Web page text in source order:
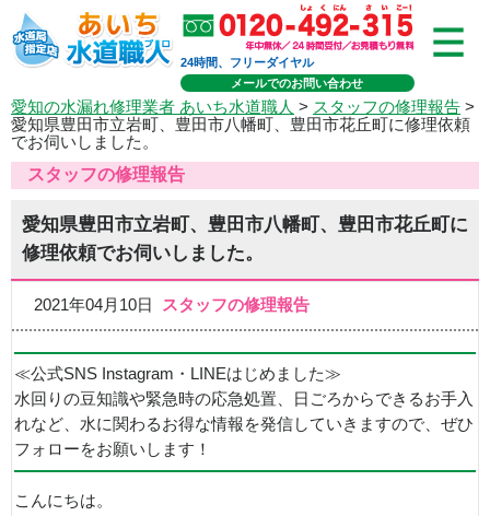
24時間、フリーダイヤル
メールでのお問い合わせ
愛知の水漏れ修理業者 あいち水道職人 > スタッフの修理報告 >
愛知県豊田市立岩町、豊田市八幡町、豊田市花丘町に修理依頼
でお伺いしました。
スタッフの修理報告
愛知県豊田市立岩町、豊田市八幡町、豊田市花丘町に
修理依頼でお伺いしました。
2021年04月10日 スタッフの修理報告
≪公式SNS Instagram・LINEはじめました≫
水回りの豆知識や緊急時の応急処置、日ごろからできるお手入
れなど、水に関わるお得な情報を発信していきますので、ぜひ
フォローをお願いします！
こんにちは。